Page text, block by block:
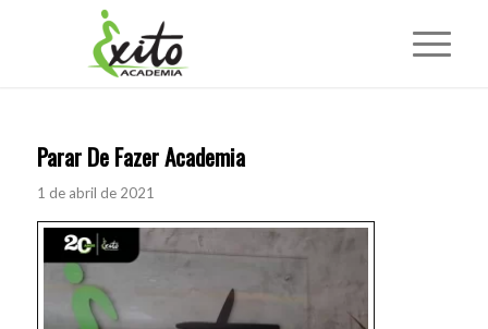
Parar De Fazer Academia
1 de abril de 2021